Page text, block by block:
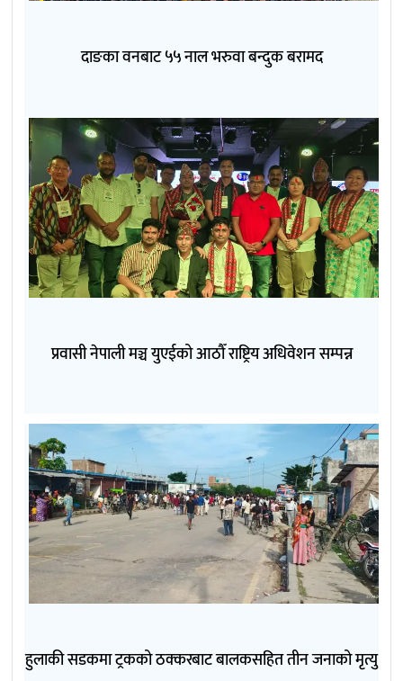
दाङका वनबाट ५५ नाल भरुवा बन्दुक बरामद
प्रवासी नेपाली मञ्च युएईको आठौँ राष्ट्रिय अधिवेशन सम्पन्न
हुलाकी सडकमा ट्रकको ठक्करबाट बालकसहित तीन जनाको मृत्यु